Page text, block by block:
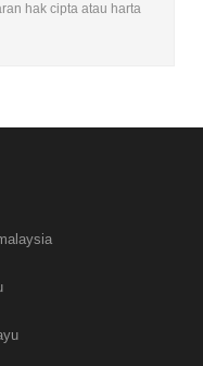
hak cipta atau harta